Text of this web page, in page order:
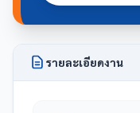
รายละเอียดงาน